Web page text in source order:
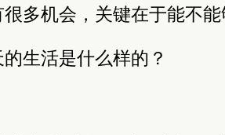
多机会，关键在于能不
生活是什么样的？